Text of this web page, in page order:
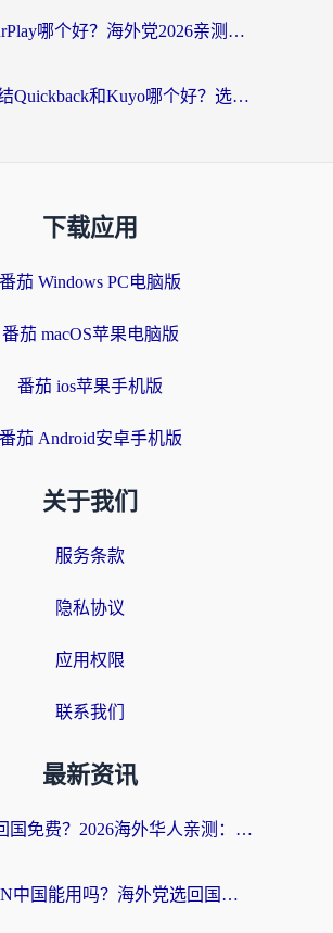
斧牛和OurPlay哪个好？海外党2026亲测：选对加速器，国内资源秒加载
海外党纠结Quickback和Kuyo哪个好？选对回国加速器才能无缝刷国内资源
下载应用
番茄 Windows PC电脑版
番茄 macOS苹果电脑版
番茄 ios苹果手机版
番茄 Android安卓手机版
关于我们
服务条款
隐私协议
应用权限
联系我们
最新资讯
Mac翻墙回国免费？2026海外华人亲测：从CCTV5直播到国内APP，这样选加速器才靠谱
Proton VPN中国能用吗？海外党选回国加速器的避坑指南（附番茄加速器实测）